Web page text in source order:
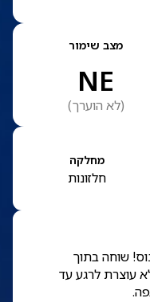
מצב שימור
NE
(לא הוערך)
מחלקה
חלזונות
שוחה בתוך
עוצרת לרגע עד